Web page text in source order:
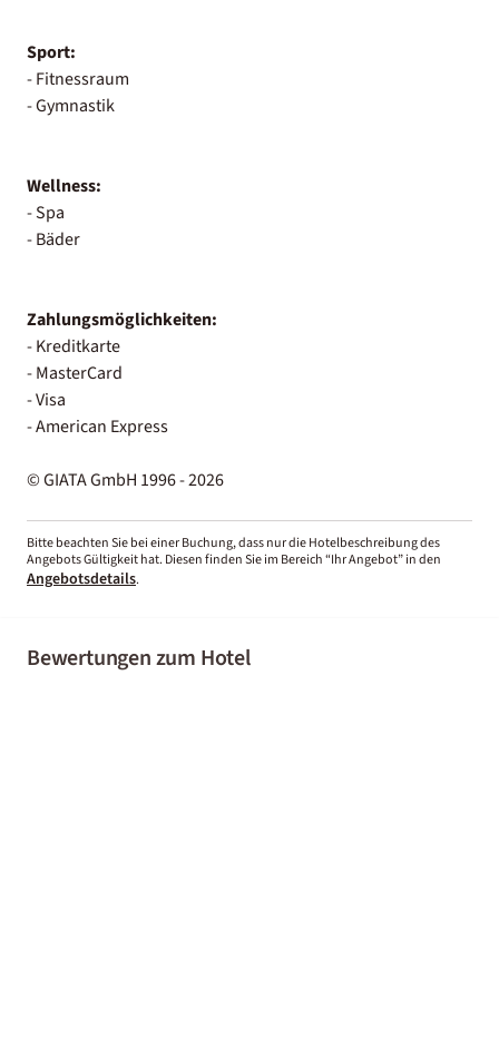
Sport:
- Fitnessraum
- Gymnastik
Wellness:
- Spa
- Bäder
Zahlungsmöglichkeiten:
- Kreditkarte
- MasterCard
- Visa
- American Express
© GIATA GmbH 1996 - 2026
Bitte beachten Sie bei einer Buchung, dass nur die Hotelbeschreibung des
Angebots Gültigkeit hat. Diesen finden Sie im Bereich “Ihr Angebot” in den
Angebotsdetails.
Bewertungen zum Hotel